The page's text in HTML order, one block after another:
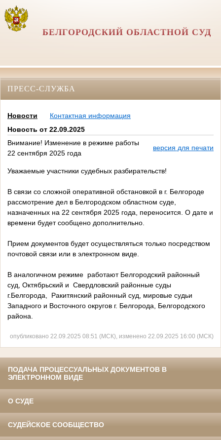
БЕЛГОРОДСКИЙ ОБЛАСТНОЙ СУД
ПРЕСС-СЛУЖБА
Новости
Контактная информация
Новость от 22.09.2025
Внимание! Изменение в режиме работы
22 сентября 2025 года
версия для печати
Уважаемые участники судебных разбирательств!
В связи со сложной оперативной обстановкой в г. Белгороде
рассмотрение дел в Белгородском областном суде,
назначенных на 22 сентября 2025 года, переносится. О дате и
времени будет сообщено дополнительно.
Прием документов будет осуществляться только посредством
почтовой связи или в электронном виде.
В аналогичном режиме работают Белгородский районный
суд, Октябрьский и Свердловский районные суды
г.Белгорода, Ракитянский районный суд, мировые судьи
Западного и Восточного округов г. Белгорода, Белгородского
района.
опубликовано 22.09.2025 08:51 (МСК), изменено 22.09.2025 16:00 (МСК)
ПОДАЧА ПРОЦЕССУАЛЬНЫХ ДОКУМЕНТОВ В
ЭЛЕКТРОННОМ ВИДЕ
О СУДЕ
СУДЕЙСКОЕ СООБЩЕСТВО